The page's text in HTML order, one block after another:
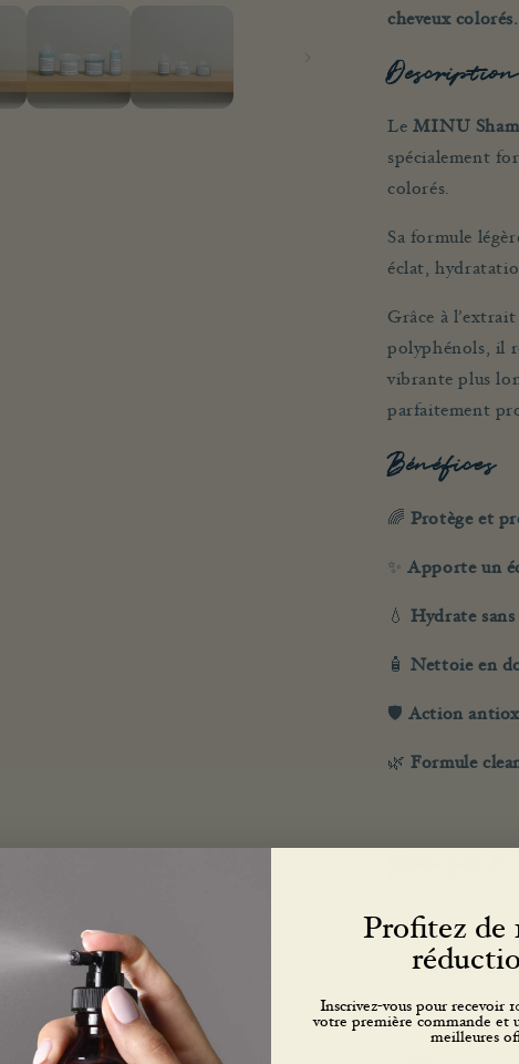
cheveux colorés.
Description
Le MINU
spécialement
colorés.
Sa formule
éclat,
Grâce à
polyphénols, il
vibrante plus
parfaitement
Bénéfices
🌈Protège et
✨Apporte un
💧Hydrate
🧴Nettoie en
🛡️Action
🌿Formule
Cheveux
Profitez de
Inscrivez-vous pour recevoir
votre première commande et
meilleures